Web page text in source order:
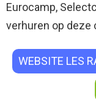
Eurocamp,
verhuren op deze
WEBSITE LES